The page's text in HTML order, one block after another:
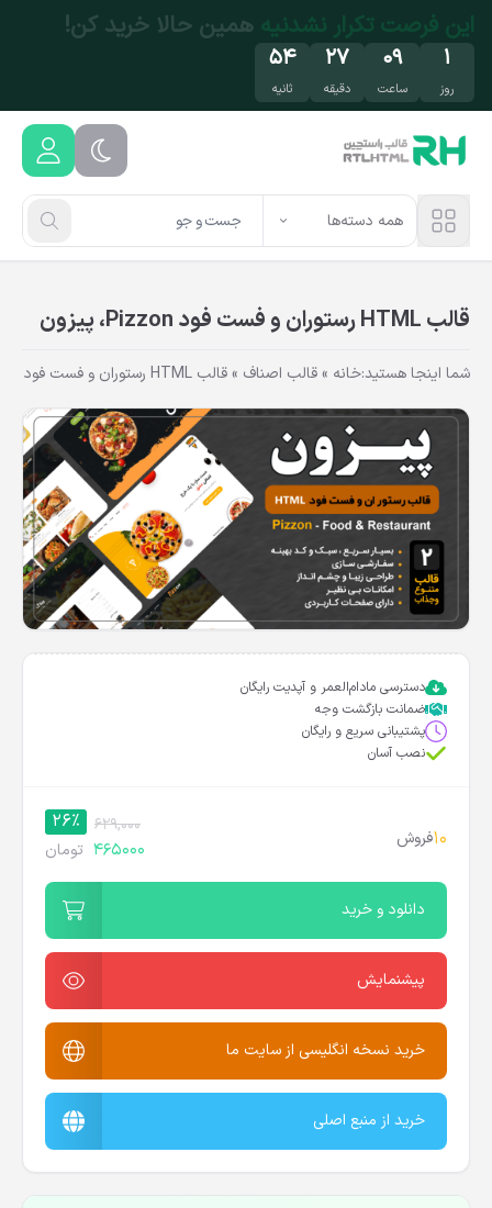
رفتن به محتوای اصلی
تخفیف فقط این هفتهمهمون ما باش!
۱
روز
۰۹
ساعت
۲۷
دقیقه
۵۴
ثانیه
همه دسته‌ها
قالب HTML رستوران و فست فود Pizzon، پیزون
شما اینجا هستید:خانه »قالب اصناف »قالب HTML رستوران و فست فود Pizzon، پیزون
دسترسی مادام‌العمر و آپدیت رایگان
ضمانت بازگشت وجه
پشتیبانی سریع و رایگان
نصب آسان
10فروش
629,000
26%
465000 تومان
دانلود و خرید
پیشنمایش
خرید نسخه انگلیسی از سایت ما
خرید از منبع اصلی